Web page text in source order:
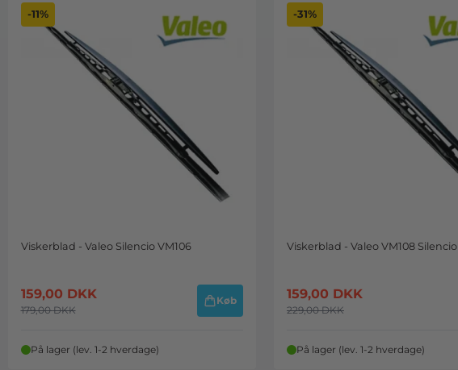
-11%
Viskerblad - Valeo Silencio VM106
159,00 DKK
179,00DKK
Køb
På lager (lev. 1-2 hverdage)
-31%
Viskerblad - Valeo VM108 Silencio
159,00 DKK
229,00DKK
På lager (lev. 1-2 hverdage)